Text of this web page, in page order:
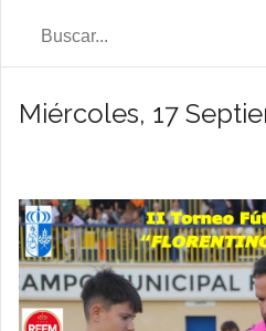
Miércoles, 17